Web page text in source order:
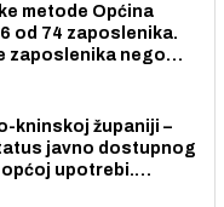
metode Općina
od 74 zaposlenika.
zaposlenika nego
kninskoj županiji –
javno dostupnog
upotrebi.